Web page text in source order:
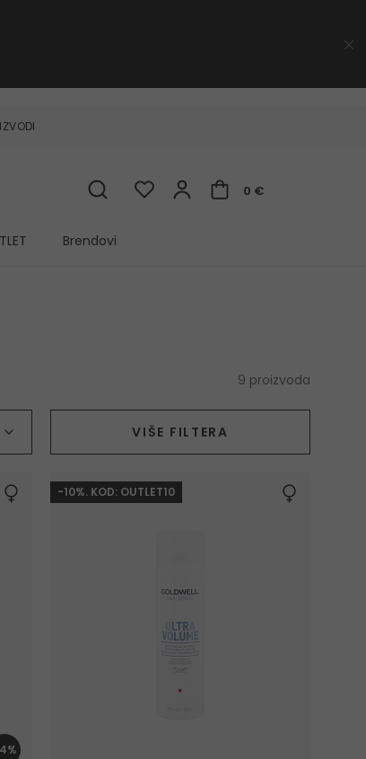
0 €
Brendovi
9 proizvoda
Vrsta proizvodaVIŠE FILTERA
-10%. KOD: OUTLET10